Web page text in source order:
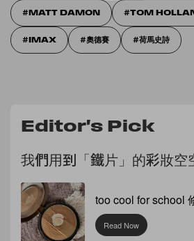
MATT DAMON TOM
IMAX 奧德賽 荷馬史詩
Editor's Pick
我們用到「鐵片」的彩妝空
too cool for school
Read Now